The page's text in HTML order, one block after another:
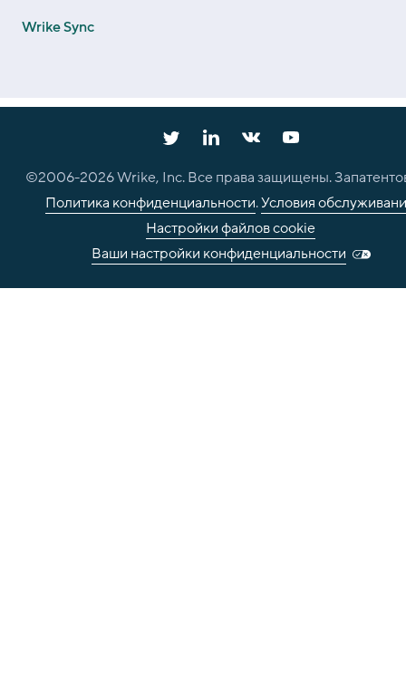
Wrike Sync
©2006-2026Wrike, Inc. Все права защищены.
Политика конфиденциальности.Условия
Настройки файлов cookie
Ваши настройки конфиденциальности